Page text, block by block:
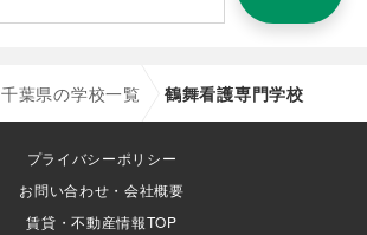
千葉県の学校一覧 鶴舞看護専門学校
プライバシーポリシー
お問い合わせ・会社概要
賃貸・不動産情報TOP